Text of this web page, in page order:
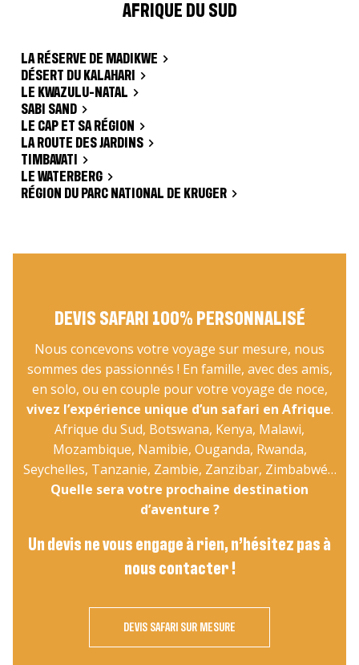
AFRIQUE DU SUD
LA RÉSERVE DE MADIKWE
DÉSERT DU KALAHARI
LE KWAZULU-NATAL
SABI SAND
LE CAP ET SA RÉGION
LA ROUTE DES JARDINS
TIMBAVATI
LE WATERBERG
RÉGION DU PARC NATIONAL DE KRUGER
DEVIS SAFARI 100% PERSONNALISÉ
Nous concevons votre voyage sur mesure, nous
sommes des passionnés ! En famille, avec des amis,
en solo, ou en couple pour votre voyage de noce,
vivez l’expérience unique d’un safari en Afrique.
Afrique du Sud, Botswana, Kenya, Malawi,
Mozambique, Namibie, Ouganda, Rwanda,
Seychelles, Tanzanie, Zambie, Zanzibar, Zimbabwé…
Quelle sera votre prochaine destination
d’aventure ?
Un devis ne vous engage à rien, n’hésitez pas à
nous contacter !
DEVIS SAFARI SUR MESURE